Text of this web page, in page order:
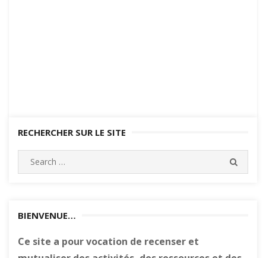
RECHERCHER SUR LE SITE
Search
for:
BIENVENUE…
Ce site a pour vocation de recenser et